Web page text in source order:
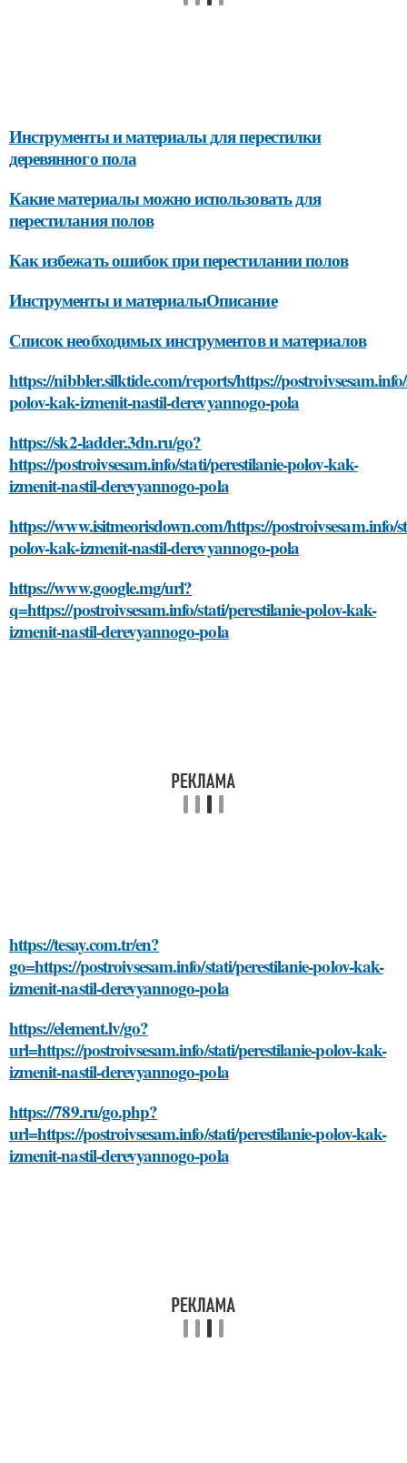
Инструменты и материалы для перестилки
деревянного пола
Какие материалы можно использовать для
перестилания полов
Как избежать ошибок при перестилании полов
Инструменты и материалыОписание
Список необходимых инструментов и материалов
https://nibbler.silktide.com/reports/https://
polov-kak-izmenit-nastil-derevyannogo-pola
https://sk2-ladder.3dn.ru/go?
https://postroivsesam.info/stati/perestilanie-polov-kak-
izmenit-nastil-derevyannogo-pola
https://www.isitmeorisdown.com/https://postroivsesam.info/
polov-kak-izmenit-nastil-derevyannogo-pola
https://www.google.mg/url?
q=https://postroivsesam.info/stati/perestilanie-polov-kak-
izmenit-nastil-derevyannogo-pola
https://tesay.com.tr/en?
go=https://postroivsesam.info/stati/perestilanie-polov-kak-
izmenit-nastil-derevyannogo-pola
https://element.lv/go?
url=https://postroivsesam.info/stati/perestilanie-polov-kak-
izmenit-nastil-derevyannogo-pola
https://789.ru/go.php?
url=https://postroivsesam.info/stati/perestilanie-polov-kak-
izmenit-nastil-derevyannogo-pola